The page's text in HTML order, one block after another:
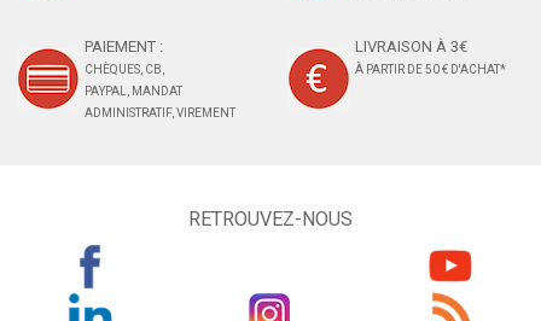
PAIEMENT :
CHÈQUES, CB,
PAYPAL, MANDAT
ADMINISTRATIF, VIREMENT
LIVRAISON À 3€
À PARTIR DE 50 € D'ACHAT*
RETROUVEZ-NOUS